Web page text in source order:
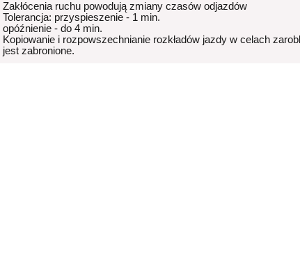
Zakłócenia ruchu powodują zmiany czasów odjazdów
Tolerancja: przyspieszenie - 1 min.
opóźnienie - do 4 min.
Kopiowanie i rozpowszechnianie rozkładów jazdy w celach
jest zabronione.